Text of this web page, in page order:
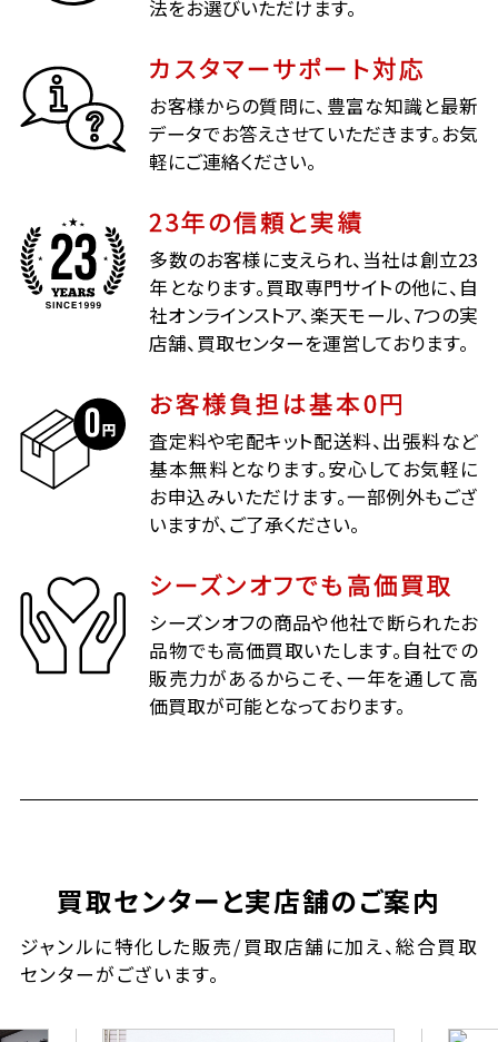
法をお選びいただけます。
カスタマーサポート対応
お客様からの質問に、豊富な知識と最新
データでお答えさせていただきます。お気
軽にご連絡ください。
23年の信頼と実績
多数のお客様に支えられ、当社は創立23
年となります。買取専門サイトの他に、自
社オンラインストア、楽天モール、7つの実
店舗、買取センターを運営しております。
お客様負担は基本0円
査定料や宅配キット配送料、出張料など
基本無料となります。安心してお気軽に
お申込みいただけます。一部例外もござ
いますが、ご了承ください。
シーズンオフでも高価買取
シーズンオフの商品や他社で断られたお
品物でも高価買取いたします。自社での
販売力があるからこそ、一年を通して高
価買取が可能となっております。
買取センターと実店舗のご案内
ジャンルに特化した販売/買取店舗に加え、総合買取
センターがございます。